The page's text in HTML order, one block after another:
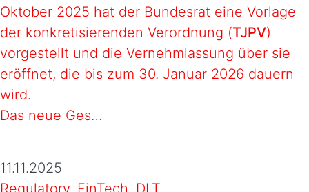
Oktober 2025 hat der Bundesrat eine Vorlage
der konkretisierenden Verordnung (TJPV)
vorgestellt und die Vernehmlassung über sie
eröffnet, die bis zum 30. Januar 2026 dauern
wird.
Das neue Ges…
11.11.2025
Regulatory, FinTech, DLT